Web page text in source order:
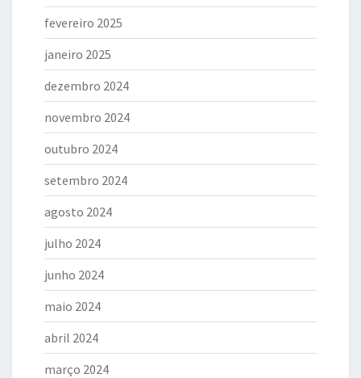
fevereiro 2025
janeiro 2025
dezembro 2024
novembro 2024
outubro 2024
setembro 2024
agosto 2024
julho 2024
junho 2024
maio 2024
abril 2024
março 2024